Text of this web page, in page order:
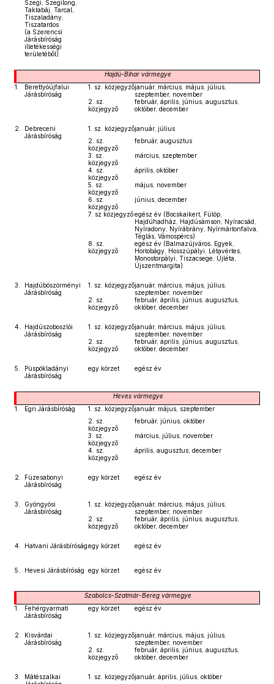
Szegi, Szegilong,
Taktabáj, Tarcal,
Tiszaladány,
Tiszatardos
(a Szerencsi
Járásbíróság
illetékességi
területéből)
Hajdú-Bihar vármegye
1.
Berettyóújfalui
Járásbíróság
1. sz. közjegyzőjanuár, március, május, július,
szeptember, november
2. sz.
közjegyző
február, április, június, augusztus,
október, december
2.
Debreceni
Járásbíróság
1. sz. közjegyzőjanuár, július
2. sz.
közjegyző
február, augusztus
3. sz.
közjegyző
március, szeptember
4. sz.
közjegyző
április, október
5. sz.
közjegyző
május, november
6. sz.
közjegyző
június, december
7. sz közjegyzőegész év (Bocskaikert, Fülöp,
Hajdúhadház, Hajdúsámson, Nyíracsád,
Nyíradony, Nyírábrány, Nyírmártonfalva,
Téglás, Vámospércs)
8. sz.
közjegyző
egész év (Balmazújváros, Egyek,
Hortobágy, Hosszúpályi, Létavértes,
Monostorpályi, Tiszacsege, Újléta,
Újszentmargita)
3.
Hajdúböszörményi
Járásbíróság
1. sz. közjegyzőjanuár, március, május, július,
szeptember, november
2. sz.
közjegyző
február, április, június, augusztus,
október, december
4.
Hajdúszoboszlói
Járásbíróság
1. sz. közjegyzőjanuár, március, május, július,
szeptember, november
2. sz.
közjegyző
február, április, június, augusztus,
október, december
5.
Püspökladányi
Járásbíróság
egy körzet egész év
Heves vármegye
1.
Egri Járásbíróság 1. sz. közjegyzőjanuár, május, szeptember
2. sz.
közjegyző
február, június, október
3. sz.
közjegyző
március, július, november
4. sz.
közjegyző
április, augusztus, december
2.
Füzesabonyi
Járásbíróság
egy körzet egész év
3.
Gyöngyösi
Járásbíróság
1. sz. közjegyzőjanuár, március, május, július,
szeptember, november
2. sz.
közjegyző
február, április, június, augusztus,
október, december
4. Hatvani Járásbíróságegy körzet egész év
5. Hevesi Járásbíróság egy körzet egész év
Szabolcs-Szatmár-Bereg vármegye
1.
Fehérgyarmati
Járásbíróság
egy körzet egész év
2.
Kisvárdai
Járásbíróság
1. sz. közjegyzőjanuár, március, május, július,
szeptember, november
2. sz.
közjegyző
február, április, június, augusztus,
október, december
3.
Mátészalkai
1. sz. közjegyzőjanuár, április, július, október